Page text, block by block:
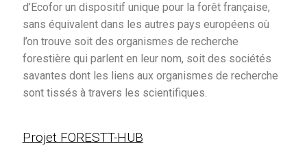
d’Ecofor un dispositif unique pour la forêt française,
sans équivalent dans les autres pays européens où
l’on trouve soit des organismes de recherche
forestière qui parlent en leur nom, soit des sociétés
savantes dont les liens aux organismes de recherche
sont tissés à travers les scientifiques.
Projet FORESTT-HUB